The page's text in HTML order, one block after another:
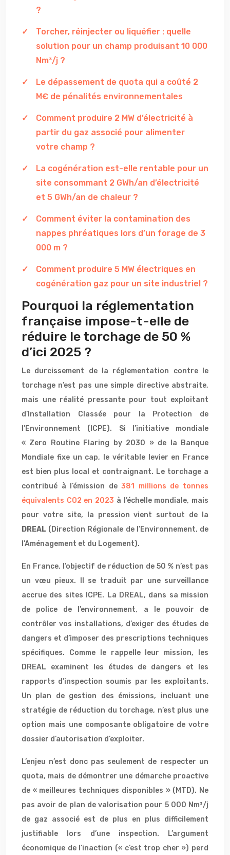
?
Torcher, réinjecter ou liquéfier : quelle
solution pour un champ produisant 10 000
Nm³/j ?
Le dépassement de quota qui a coûté 2
M€ de pénalités environnementales
Comment produire 2 MW d’électricité à
partir du gaz associé pour alimenter
votre champ ?
La cogénération est-elle rentable pour un
site consommant 2 GWh/an d’électricité
et 5 GWh/an de chaleur ?
Comment éviter la contamination des
nappes phréatiques lors d’un forage de 3
000 m ?
Comment produire 5 MW électriques en
cogénération gaz pour un site industriel ?
Pourquoi la réglementation
française impose-t-elle de
réduire le torchage de 50 %
d’ici 2025 ?
Le durcissement de la réglementation contre le
torchage n’est pas une simple directive abstraite,
mais une réalité pressante pour tout exploitant
d’Installation Classée pour la Protection de
l’Environnement (ICPE). Si l’initiative mondiale
« Zero Routine Flaring by 2030 » de la Banque
Mondiale fixe un cap, le véritable levier en France
est bien plus local et contraignant. Le torchage a
contribué à l’émission de381 millions de tonnes
équivalents CO2 en 2023 à l’échelle mondiale, mais
pour votre site, la pression vient surtout de la
DREAL (Direction Régionale de l’Environnement, de
l’Aménagement et du Logement).
En France, l’objectif de réduction de 50 % n’est pas
un vœu pieux. Il se traduit par une surveillance
accrue des sites ICPE. La DREAL, dans sa mission
de police de l’environnement, a le pouvoir de
contrôler vos installations, d’exiger des études de
dangers et d’imposer des prescriptions techniques
spécifiques. Comme le rappelle leur mission, les
DREAL examinent les études de dangers et les
rapports d’inspection soumis par les exploitants.
Un plan de gestion des émissions, incluant une
stratégie de réduction du torchage, n’est plus une
option mais une composante obligatoire de votre
dossier d’autorisation d’exploiter.
L’enjeu n’est donc pas seulement de respecter un
quota, mais de démontrer une démarche proactive
de « meilleures techniques disponibles » (MTD). Ne
pas avoir de plan de valorisation pour 5 000 Nm³/j
de gaz associé est de plus en plus difficilement
justifiable lors d’une inspection. L’argument
économique de l’inaction (« c’est trop cher ») perd